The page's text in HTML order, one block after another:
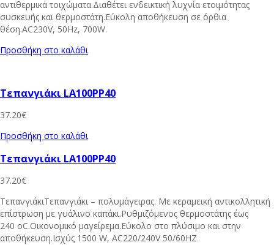
αντιθερμικά τοιχώματα.Διαθέτει ενδεικτική λυχνία ετοιμότητας
συσκευής και θερμοστάτη.Εύκολη αποθήκευση σε όρθια
θέση.AC230V, 50Hz, 700W.
Προσθήκη στο καλάθι
Τεπανγιάκι LA100PP40
37.20€
Προσθήκη στο καλάθι
Τεπανγιάκι LA100PP40
37.20€
ΤεπανγιάκιΤεπανγιάκι – πολυμάγειρας. Με κεραμεική αντικολλητική
επίστρωση με γυάλινο καπάκι.Ρυθμιζόμενος θερμοστάτης έως
240 οC.Οικονομικό μαγείρεμα.Εύκολο στο πλύσιμο και στην
αποθήκευση.Ισχύς 1500 W, AC220/240V 50/60HZ